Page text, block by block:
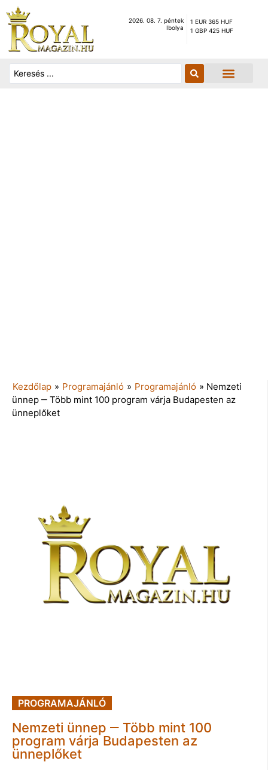
2026. 08. 7. péntek
Ibolya
1 EUR 365 HUF
1 GBP 425 HUF
Kezdőlap » Programajánló » Programajánló » Nemzeti
ünnep ‒ Több mint 100 program várja Budapesten az
ünneplőket
PROGRAMAJÁNLÓ
Nemzeti ünnep ‒ Több mint 100
program várja Budapesten az
ünneplőket